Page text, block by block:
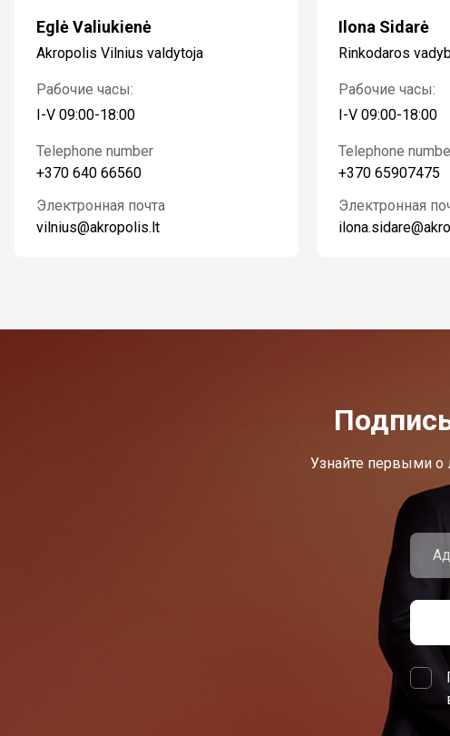
Eglė Valiukienė
Akropolis Vilnius valdytoja
Рабочие часы:
I-V 09:00-18:00
Telephone number
+370 640 66560
Электронная почта
vilnius@akropolis.lt
Ilona Sidarė
Rinkodaros
Рабочие часы:
I-V 09:00-18:00
Telephone
+370 65907475
Электронная
Узнайте первыми о